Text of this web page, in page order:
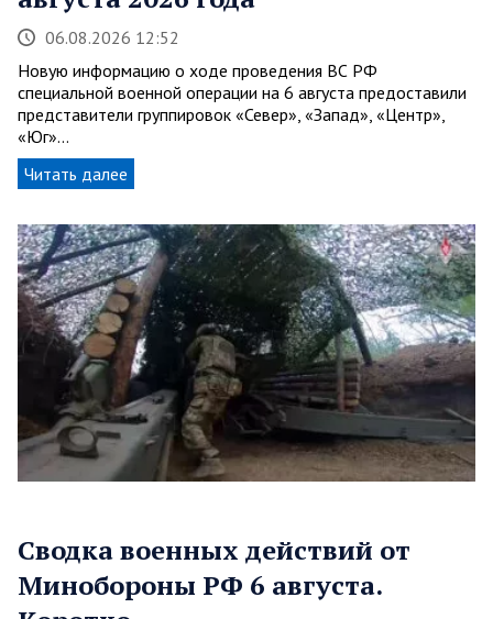
06.08.2026 12:52
Новую информацию о ходе проведения ВС РФ
специальной военной операции на 6 августа предоставили
представители группировок «Север», «Запад», «Центр»,
«Юг»…
Читать далее
Сводка военных действий от
Минобороны РФ 6 августа.